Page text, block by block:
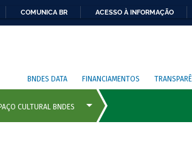
COMUNICA BR ACESSO À INFORMAÇÃO
BNDES DATA FINANCIAMENTOS